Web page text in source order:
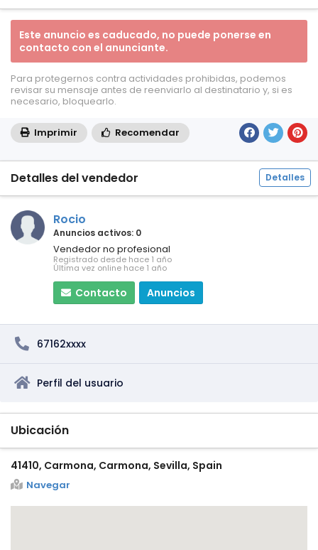
Este anuncio es caducado, no puede ponerse en
contacto con el anunciante.
Para protegernos contra actividades prohibidas, podemos
revisar su mensaje antes de reenviarlo al destinatario y, si es
necesario, bloquearlo.
Imprimir Recomendar
Detalles del vendedor Detalles
Rocio
Anuncios activos: 0
Vendedor no profesional
Registrado desde hace 1 año
Última vez online hace 1 año
Contacto Anuncios
67162xxxx
Perfil del usuario
Ubicación
41410, Carmona, Carmona, Sevilla, Spain
Navegar